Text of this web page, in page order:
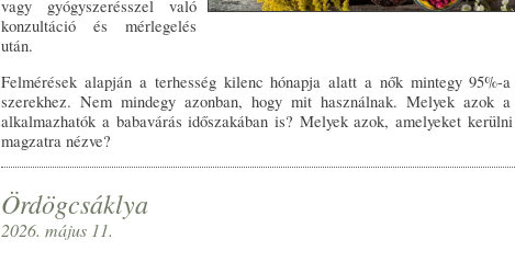
vagy gyógyszerésszel való
konzultáció és mérlegelés
után.
Felmérések alapján a terhesség kilenc hónapja alatt a nők mintegy 95%-
szerekhez. Nem mindegy azonban, hogy mit használnak. Melyek azok a
alkalmazhatók a babavárás időszakában is? Melyek azok, amelyeket
magzatra nézve?
Ördögcsáklya
2026. május 11.